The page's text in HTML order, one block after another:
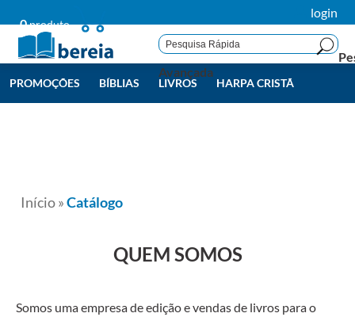
0produto
login
Avançada
PROMOÇÕES BÍBLIAS LIVROS HARPA CRISTÃ
Início»Catálogo
QUEM SOMOS
Somos uma empresa de edição e vendas de livros para o